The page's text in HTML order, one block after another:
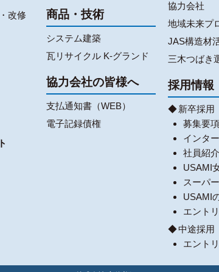
改修
商品・技術
システム建築
瓦リサイクル K-グランド
協力会社の皆様へ
支払通知書（WEB）
電子記録債権
協力会社
地域未来プ
JAS構造材
三木つばき
採用情報
新卒採用
募集要項
インタ
社員紹介
USAMI
スーパ
USAMI
エント
中途採用
エント